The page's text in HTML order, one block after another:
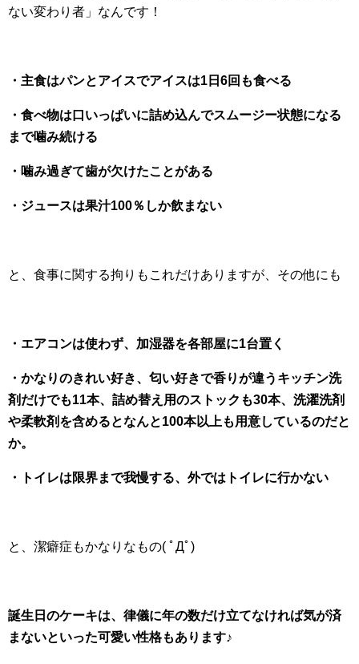
ない変わり者」なんです！
・主食はパンとアイスでアイスは1日6回も食べる
・食べ物は口いっぱいに詰め込んでスムージー状態になる
まで噛み続ける
・噛み過ぎて歯が欠けたことがある
・ジュースは果汁100％しか飲まない
と、食事に関する拘りもこれだけありますが、その他にも
・エアコンは使わず、加湿器を各部屋に1台置く
・かなりのきれい好き、匂い好きで香りが違うキッチン洗
剤だけでも11本、詰め替え用のストックも30本、洗濯洗剤
や柔軟剤を含めるとなんと100本以上も用意しているのだと
か。
・トイレは限界まで我慢する、外ではトイレに行かない
と、潔癖症もかなりなもの( ﾟДﾟ)
誕生日のケーキは、律儀に年の数だけ立てなければ気が済
まないといった可愛い性格もあります♪